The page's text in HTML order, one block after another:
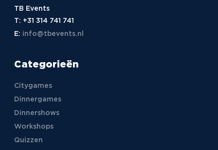
TB Events
T: +31 314 741 741
E: info@tbevents.nl
Categorieën
Citygames
Dinnergames
Dinnershows
Workshops
Quizzen